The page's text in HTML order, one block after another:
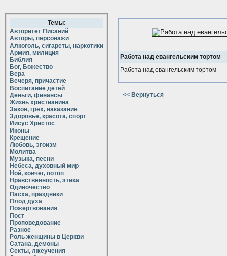
Темы:
Авторитет Писаний
Авторы, персонажи
Алкоголь, сигареты, наркотики
Армия, милиция
Библия
Бог, Божество
Вера
Вечеря, причастие
Воспитание детей
Деньги, финансы
Жизнь христианина
Закон, грех, наказание
Здоровье, красота, спорт
Иисус Христос
Иконы
Крещение
Любовь, эгоизм
Молитва
Музыка, песни
Небеса, духовный мир
Ной, ковчег, потоп
Нравственность, этика
Одиночество
Пасха, праздники
Плод духа
Пожертвования
Пост
Проповедование
Разное
Роль женщины в Церкви
Сатана, демоны
Секты, лжеучения
Работа над евангельским тортом
Работа над евангельским тортом
<< Вернуться